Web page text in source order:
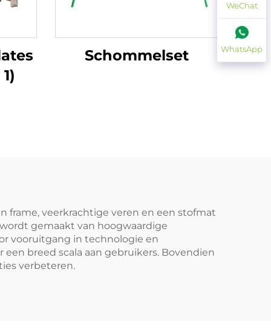
Schommelset
frame, veerkrachtige veren en een stofmat
gemaakt van hoogwaardige
vooruitgang in technologie en
breed scala aan gebruikers. Bovendien
verbeteren.
WeChat
WhatsApp